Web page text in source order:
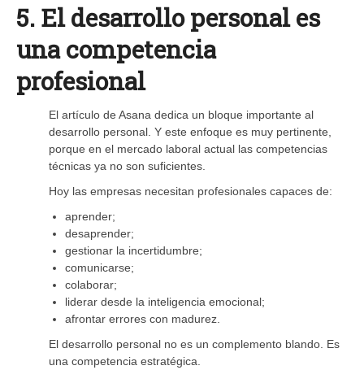
5. El desarrollo personal es
una competencia
profesional
El artículo de Asana dedica un bloque importante al
desarrollo personal. Y este enfoque es muy pertinente,
porque en el mercado laboral actual las competencias
técnicas ya no son suficientes.
Hoy las empresas necesitan profesionales capaces de:
aprender;
desaprender;
gestionar la incertidumbre;
comunicarse;
colaborar;
liderar desde la inteligencia emocional;
afrontar errores con madurez.
El desarrollo personal no es un complemento blando. Es
una competencia estratégica.